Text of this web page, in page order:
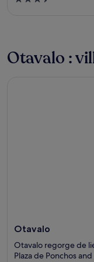
Otavalo :
Otavalo
Otavalo regorge de
Plaza de Ponchos and